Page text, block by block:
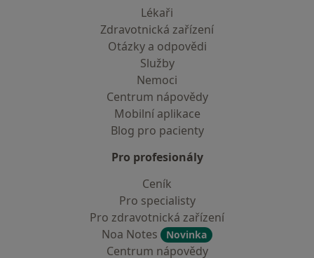
Lékaři
Zdravotnická zařízení
Otázky a odpovědi
Služby
Nemoci
Centrum nápovědy
Mobilní aplikace
Blog pro pacienty
Pro profesionály
Ceník
Pro specialisty
Pro zdravotnická zařízení
Noa Notes
Novinka
Centrum nápovědy